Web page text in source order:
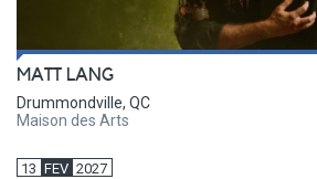
MATT LANG
Drummondville, QC
Maison des Arts
13 FEV 2027